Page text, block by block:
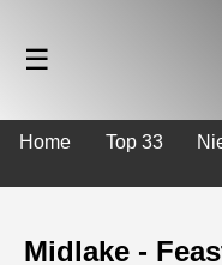
☰
Home Top 33
Midlake -